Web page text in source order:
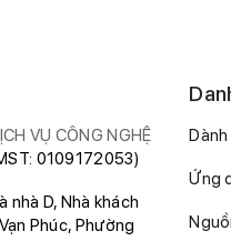
VỤ CÔNG NGHỆ
0109172053)
nhà D, Nhà khách
Phúc, Phường
Ứng